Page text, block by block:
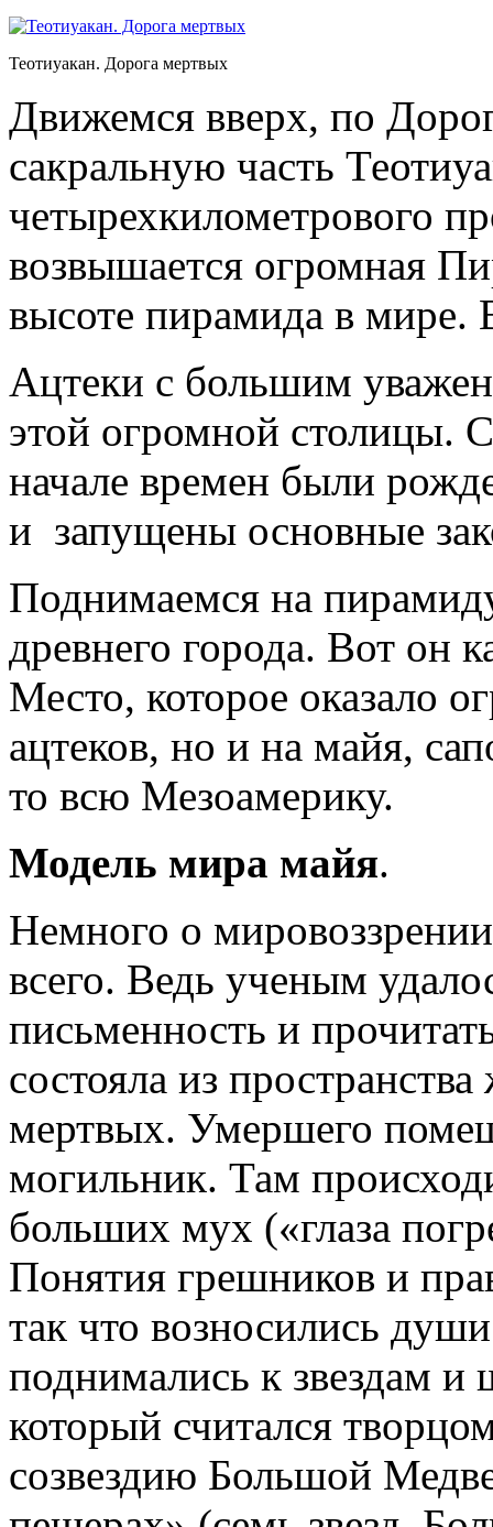
Теотиуакан. Дорога мертвых
Движемся вверх, по
сакральную часть
четырехкилометрового
возвышается огромная
высоте пирамида в мире.
Ацтеки с большим
этой огромной столицы.
начале времен были
и запущены основные
Поднимаемся на
древнего города. Вот он
Место, которое оказало
ацтеков, но и на майя,
то всю Мезоамерику.
Модель мира майя.
Немного о
всего. Ведь ученым
письменность и
состояла из
мертвых. Умершего
могильник. Там
больших мух («глаза
Понятия грешников и
так что возносились
поднимались к звездам
который считался
созвездию Большой